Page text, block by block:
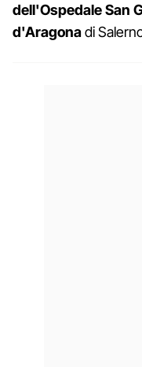
dell'Ospedale San
d'Aragonadi